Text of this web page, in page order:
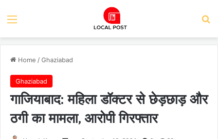
Menu
Home /Ghaziabad
Ghaziabad
गाजियाबाद: महिला डॉक्टर से छेड़छाड़ और
ठगी का मामला, आरोपी गिरफ्तार